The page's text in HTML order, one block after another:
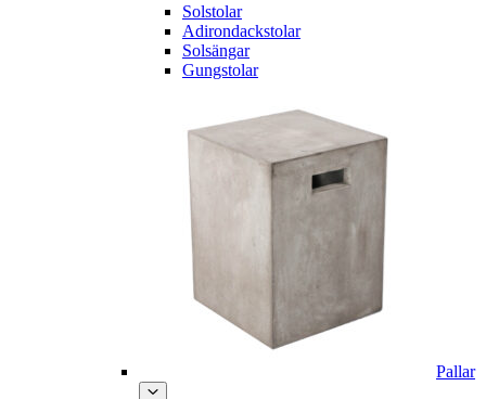
Solstolar
Adirondackstolar
Solsängar
Gungstolar
Pallar